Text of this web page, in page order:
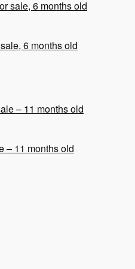
6 months old
– 11 months old